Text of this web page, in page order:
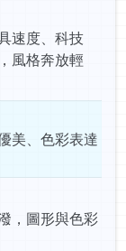
速度、科技
風格奔放輕
美、色彩表達
，圖形與色彩